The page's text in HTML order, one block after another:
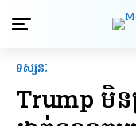
ទស្សនៈ
Trump មិន